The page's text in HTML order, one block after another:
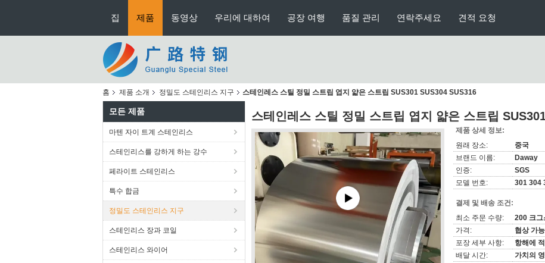
집 제품 동영상 우리에 대하여 공장 여행 품질 관리 연락주세요 견적 요청
홈 제품 소개 정밀도 스테인리스 지구 스테인레스 스틸 정밀 스트립 엽지 얇은 스트립 SUS301 SUS304 SUS316
모든 제품
마텐 자이 트계 스테인리스
스테인리스를 강하게 하는 강수
페라이트 스테인리스
특수 합금
정밀도 스테인리스 지구
스테인리스 장과 코일
스테인리스 와이어
스테인레스 스틸 정밀 스트립 엽지 얇은 스트립
제품 상세 정보:
원래 장소:
중국
브랜드 이름:
Daway
인증:
SGS
모델 번호:
301 304
결제 및 배송 조건:
최소 주문 수량:
200 크그
가격:
협상 가능
포장 세부 사항:
항해에
배달 시간:
가치의